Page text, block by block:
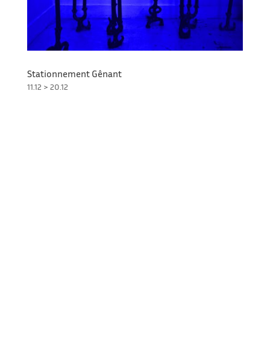
Stationnement Gênant
11.12 > 20.12